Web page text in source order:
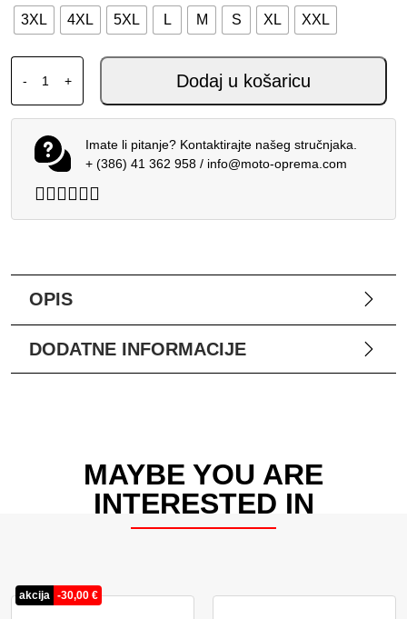
3XL 4XL 5XL L M S XL XXL
-
ALPINESTARS NAZCA 3L GORE-TEX PRO HLAČE
+ Dodaj u košaricu
Imate li pitanje? Kontaktirajte našeg stručnjaka.
+ (386) 41 362 958/ info@moto-oprema.com
OPIS
DODATNE INFORMACIJE
MAYBE YOU ARE
INTERESTED IN
akcija -30,00 €